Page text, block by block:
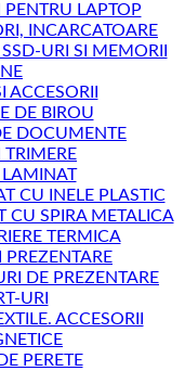
PENTRU LAPTOP
INCARCATOARE
URI SI MEMORII
DE BIROU
DOCUMENTE
TRIMERE
LAMINAT
CU INELE PLASTIC
CU SPIRA METALICA
TERMICA
PREZENTARE
DE PREZENTARE
URI
ACCESORII
PERETE